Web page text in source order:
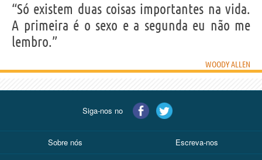
“Só existem duas coisas importantes na vida.
A primeira é o sexo e a segunda eu não me
lembro.”
WOODY ALLEN
Siga-nos no
Sobre nós Escreva-nos